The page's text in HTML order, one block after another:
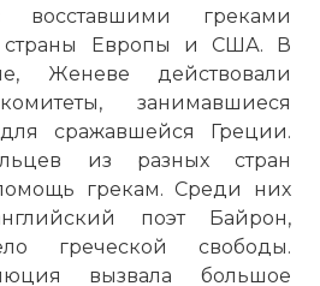
восставшими греками
страны Европы и США. В
Женеве действовали
занимавшиеся
сражавшейся Греции.
из разных стран
грекам. Среди них
поэт Байрон,
греческой свободы.
вызвала большое